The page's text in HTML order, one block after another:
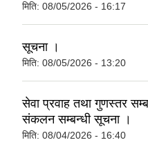
मिति: 08/05/2026 - 16:17
सूचना ।
मिति: 08/05/2026 - 13:20
सेवा प्रवाह तथा गुणस्तर
संकलन सम्बन्धी सूचना ।
मिति: 08/04/2026 - 16:40